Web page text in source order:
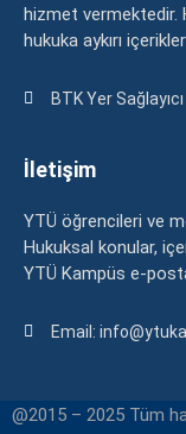
hizmet vermektedir.
hukuka aykırı
BTK Yer Sağlayıcı
İletişim
YTÜ öğrencileri ve
Hukuksal konular,
YTÜ Kampüs e-
Email:
@2015 – 2025 Tüm